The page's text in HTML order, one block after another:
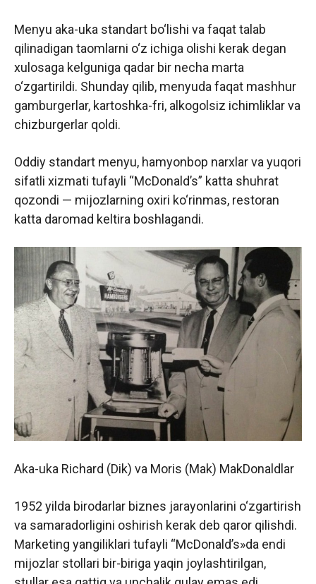
Menyu aka-uka standart bo‘lishi va faqat talab
qilinadigan taomlarni o‘z ichiga olishi kerak degan
xulosaga kelguniga qadar bir necha marta
o‘zgartirildi. Shunday qilib, menyuda faqat mashhur
gamburgerlar, kartoshka-fri, alkogolsiz ichimliklar va
chizburgerlar qoldi.
Oddiy standart menyu, hamyonbop narxlar va yuqori
sifatli xizmati tufayli “McDonald’s” katta shuhrat
qozondi — mijozlarning oxiri ko‘rinmas, restoran
katta daromad keltira boshlagandi.
Aka-uka Richard (Dik) va Moris (Mak) MakDonaldlar
1952 yilda birodarlar biznes jarayonlarini o‘zgartirish
va samaradorligini oshirish kerak deb qaror qilishdi.
Marketing yangiliklari tufayli “McDonald’s»da endi
mijozlar stollari bir-biriga yaqin joylashtirilgan,